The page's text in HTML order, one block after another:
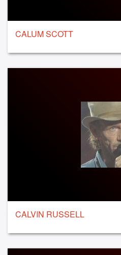
CALUM SCOTT
CALVIN RUSSELL